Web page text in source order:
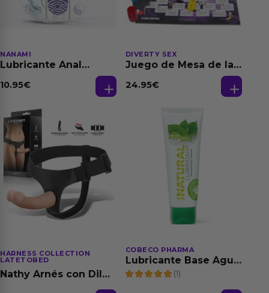
NANAMI
Lubricante Anal
Dilatación Base Agua
10.95€
DIVERTY SEX
Juego de Mesa de las
24.95€
HARNESS COLLECTION
LATETOBED
Nathy Arnés con Dildo
COBECO PHARMA
Lubricante Base Agua
100% Natural 125 ml
(1)